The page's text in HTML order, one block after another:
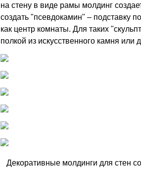
на стену в виде рамы молдинг
создать "псевдокамин" – подставку
как центр комнаты. Для таких
полкой из искусственного камня или
Декоративные молдинги для стен